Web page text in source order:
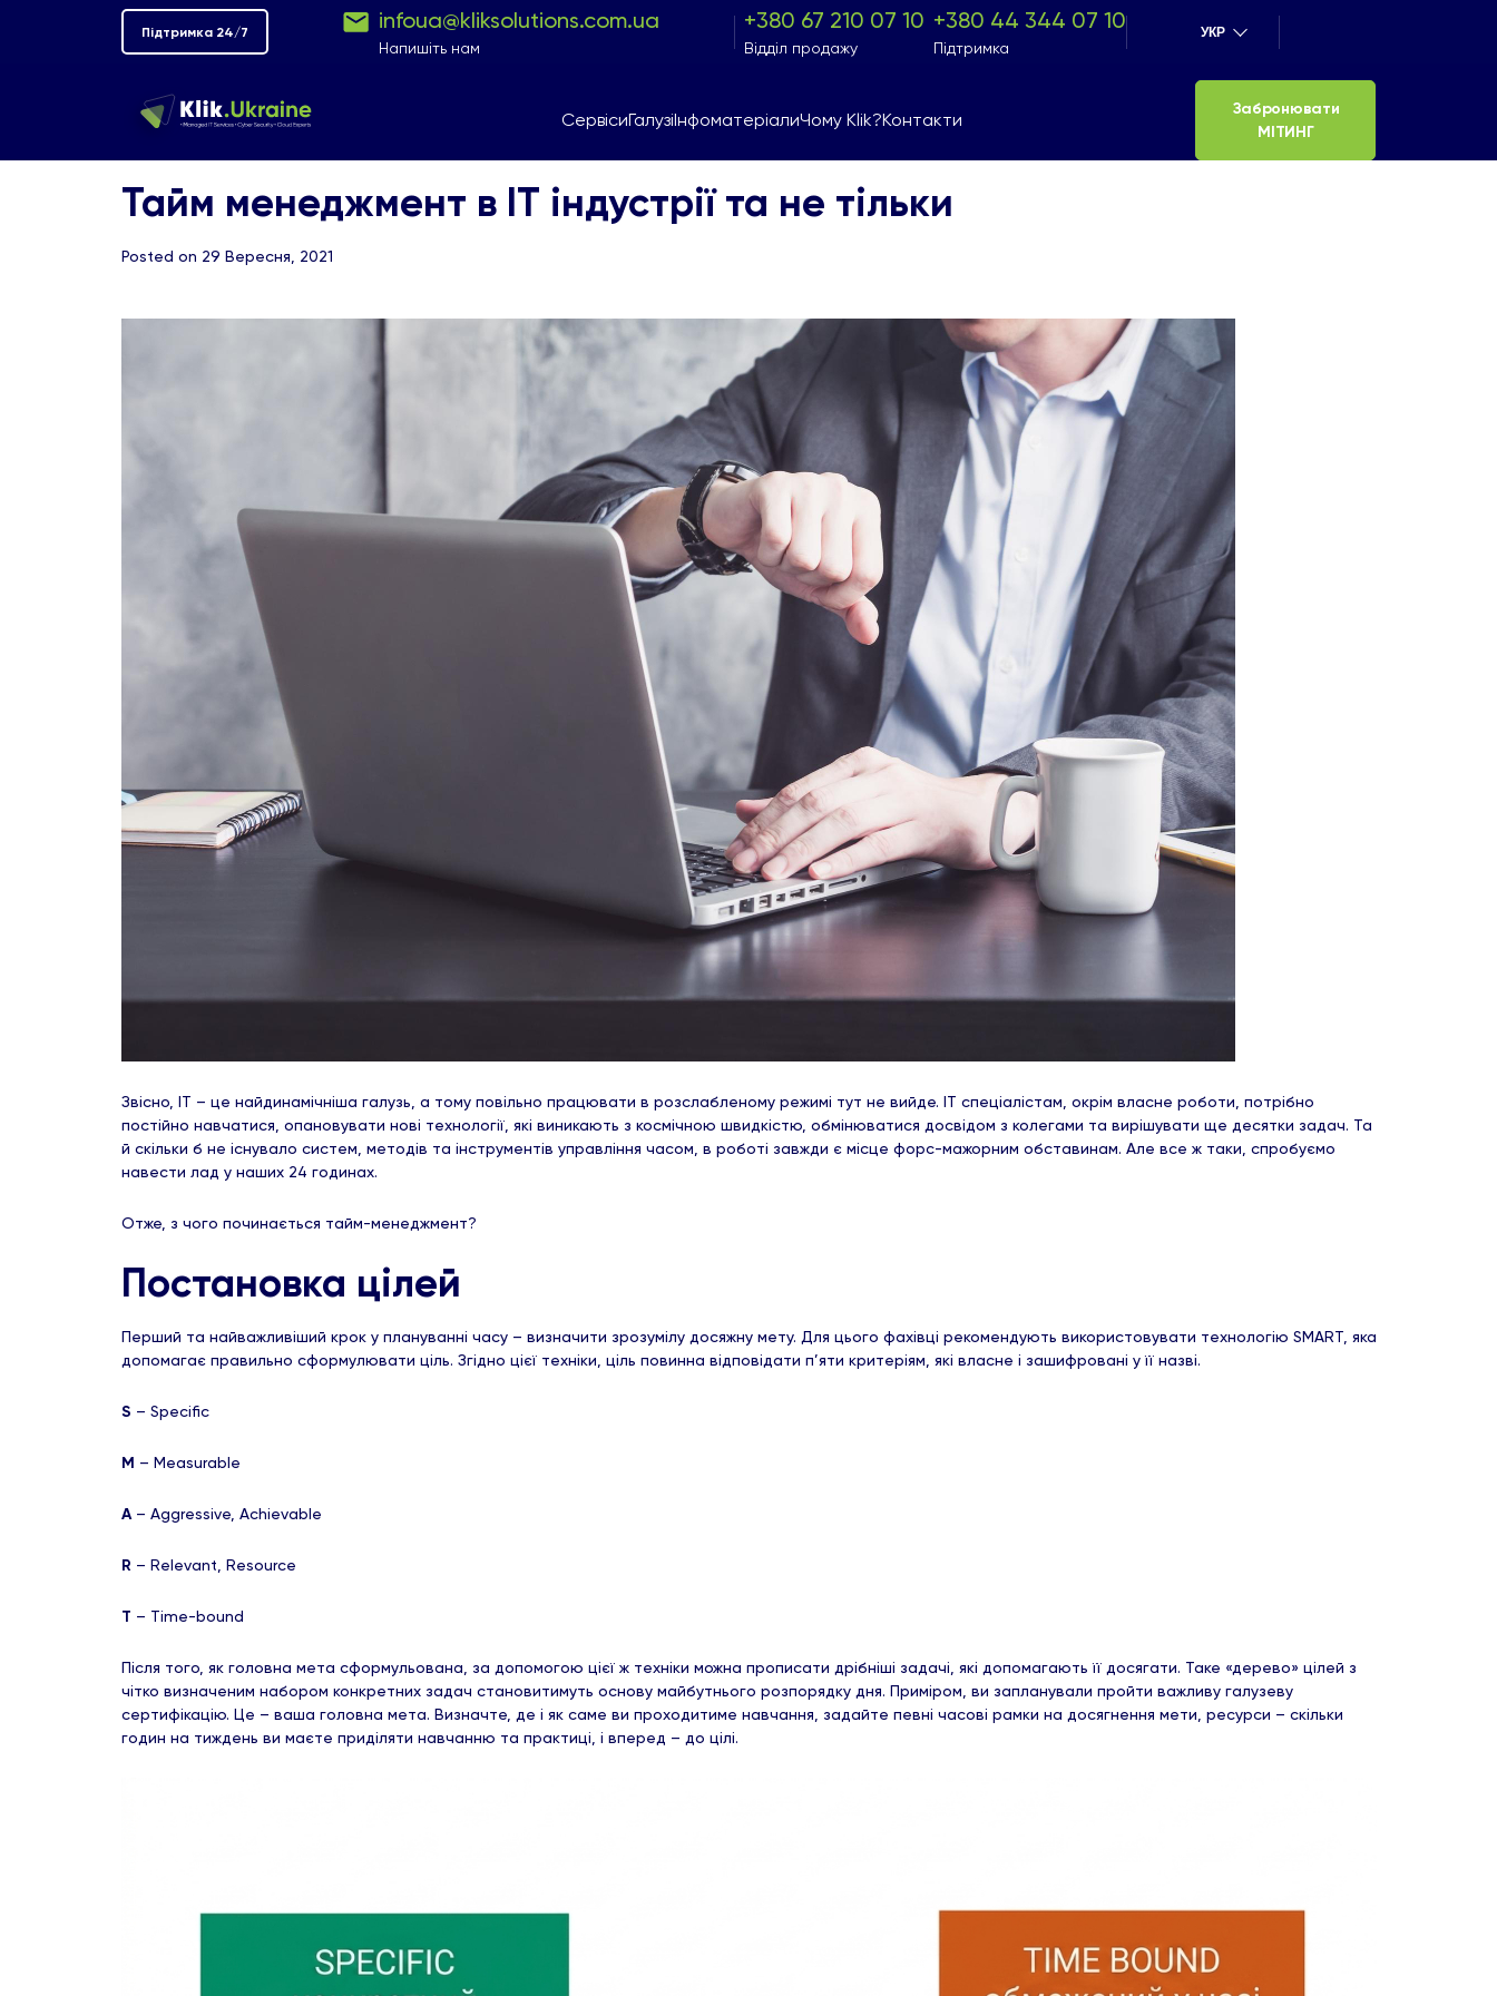
Підтримка 24/7 infoua@kliksolutions.com.ua
Напишіть нам
+380 67 210 07 10
Відділ продажу
+380 44 344 07 10
Підтримка
УКР
СервісиГалузіІнфоматеріалиЧому Klik?Контакти
Забронювати
МІТИНГ
Тайм менеджмент в ІТ індустрії та не тільки
Posted on 29 Вересня, 2021
Звісно, ІТ – це найдинамічніша галузь, а тому повільно працювати в розслабленому режимі тут не вийде. ІТ спеціалістам, окрім власне роботи, потрібно
постійно навчатися, опановувати нові технології, які виникають з космічною швидкістю, обмінюватися досвідом з колегами та вирішувати ще десятки задач. Та
й скільки б не існувало систем, методів та інструментів управління часом, в роботі завжди є місце форс-мажорним обставинам. Але все ж таки, спробуємо
навести лад у наших 24 годинах.
Отже, з чого починається тайм-менеджмент?
Постановка цілей
Перший та найважливіший крок у плануванні часу – визначити зрозумілу досяжну мету. Для цього фахівці рекомендують використовувати технологію SMART, яка
допомагає правильно сформулювати ціль. Згідно цієї техніки, ціль повинна відповідати п’яти критеріям, які власне і зашифровані у її назві.
S – Specific
M – Measurable
A– Aggressive, Achievable
R – Relevant, Resource
T – Time-bound
Після того, як головна мета сформульована, за допомогою цієї ж техніки можна прописати дрібніші задачі, які допомагають її досягати. Таке «дерево» цілей з
чітко визначеним набором конкретних задач становитимуть основу майбутнього розпорядку дня. Приміром, ви запланували пройти важливу галузеву
сертифікацію. Це – ваша головна мета. Визначте, де і як саме ви проходитиме навчання, задайте певні часові рамки на досягнення мети, ресурси – скільки
годин на тиждень ви маєте приділяти навчанню та практиці, і вперед – до цілі.